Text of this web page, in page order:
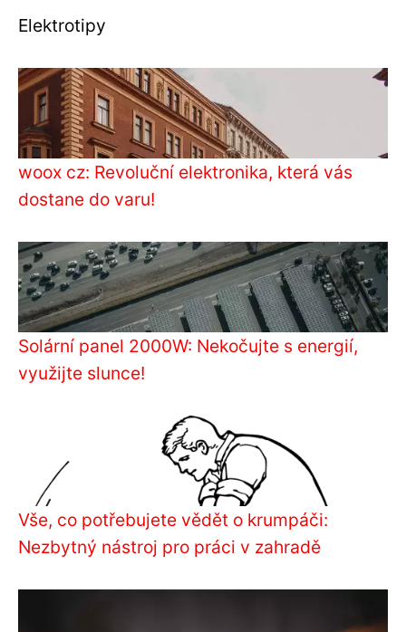
Elektrotipy
woox cz: Revoluční elektronika, která vás
dostane do varu!
Solární panel 2000W: Nekočujte s energií,
využijte slunce!
Vše, co potřebujete vědět o krumpáči:
Nezbytný nástroj pro práci v zahradě